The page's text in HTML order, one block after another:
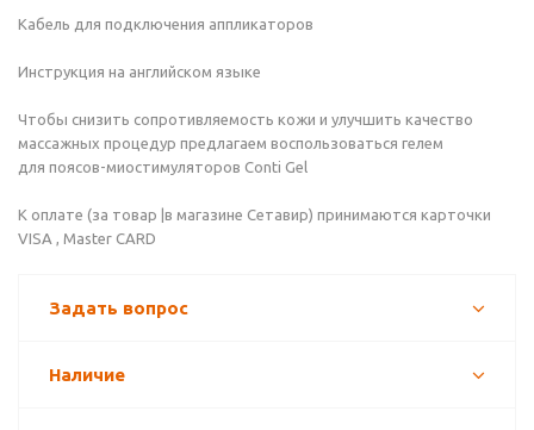
Кабель для подключения аппликаторов
Инструкция на английском языке
Чтобы снизить сопротивляемость кожи и улучшить качество
массажных процедур предлагаем воспользоваться гелем
для поясов-миостимуляторов Conti Gel
К оплате (за товар |в магазине Сетавир) принимаются карточки
VISA , Master CARD
Задать вопрос
Наличие